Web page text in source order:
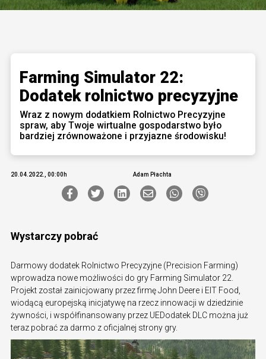
Farming Simulator 22:
Dodatek rolnictwo precyzyjne
Wraz z nowym dodatkiem Rolnictwo Precyzyjne
spraw, aby Twoje wirtualne gospodarstwo było
bardziej zrównoważone i przyjazne środowisku!
20.04.2022., 00:00h Adam Płachta
Wystarczy pobrać
Darmowy dodatek Rolnictwo Precyzyjne (Precision Farming)
wprowadza nowe możliwości do gry Farming Simulator 22.
Projekt został zainicjowany przez firmę John Deere i EIT Food,
wiodącą europejską inicjatywę na rzecz innowacji w dziedzinie
żywności, i współfinansowany przez UEDodatek DLC można już
teraz pobrać za darmo z oficjalnej strony gry.